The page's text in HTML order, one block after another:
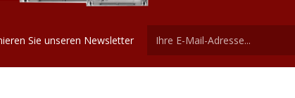
Sie unseren Newsletter